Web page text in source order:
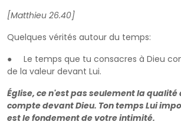
[Matthieu 26.40]
Quelques vérités autour du temps:
● Le temps que tu consacres à Dieu
de la valeur devant Lui.
Église, ce n'est pas seulement la qualité
compte devant Dieu. Ton temps Lui
est le fondement de votre intimité.